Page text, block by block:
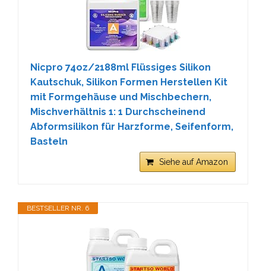
Nicpro 74oz/2188ml Flüssiges Silikon
Kautschuk, Silikon Formen Herstellen Kit
mit Formgehäuse und Mischbechern,
Mischverhältnis 1: 1 Durchscheinend
Abformsilikon für Harzforme, Seifenform,
Basteln
Siehe auf Amazon
BESTSELLER NR. 6